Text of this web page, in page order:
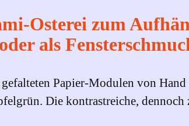
e
n
t
r
zum
als
Papier‑Modulen von
Die kontrastreiche, dennoch